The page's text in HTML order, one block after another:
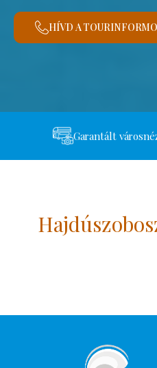
HÍVD A
Garantált